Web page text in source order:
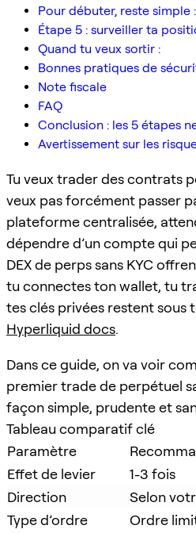
Pour débuter, reste simple :
Étape 5 : surveiller ta
Quand tu veux sortir :
Bonnes pratiques de
Note fiscale
FAQ
Conclusion : les 5 étapes
Avertissement sur les
Tu veux trader des contrats
veux pas forcément passer
plateforme centralisée,
dépendre d’un compte qui
DEX de perps sans KYC
tu connectes ton wallet, tu
tes clés privées restent sous
Hyperliquid docs.
Dans ce guide, on va voir
premier trade de perpétuel
façon simple, prudente et
Tableau comparatif clé
Paramètre
Effet de levier
1-3 fois
Direction
Selon
Type d’ordre
Ordre